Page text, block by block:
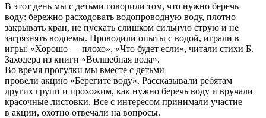
В этот день мы с детьми говорили том, что нужно беречь
воду: бережно расходовать водопроводную воду, плотно
закрывать кран, не пускать слишком сильную струю и не
загрязнять водоемы. Проводили опыты с водой, играли в
игры: «Хорошо — плохо», «Что будет если», читали стихи Б.
Заходера из книги «Волшебная вода».
Во время прогулки мы вместе с детьми
провели акцию «Берегите воду». Рассказывали ребятам
других групп и прохожим, как нужно беречь воду и вручали
красочные листовки. Все с интересом принимали участие
в акции, охотно отвечали на вопросы.